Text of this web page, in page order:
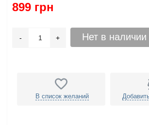
899 грн
+
- Нет в наличии
В список желаний